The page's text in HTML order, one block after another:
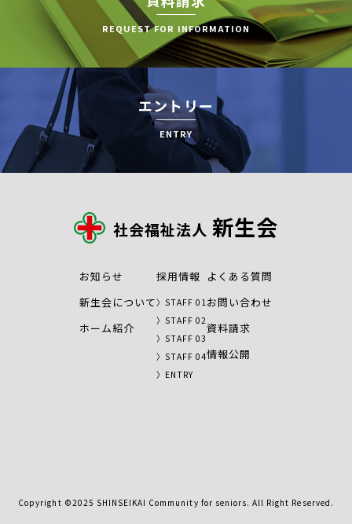
REQUEST FOR INFORMATION
エントリー
ENTRY
社会福祉法人 新生会
お知らせ
新生会について
ホーム紹介
採用情報
STAFF 01
STAFF 02
STAFF 03
STAFF 04
ENTRY
よくある質問
お問い合わせ
資料請求
情報公開
Copyright ©︎2025 SHINSEIKAI Community for seniors. All Right Reserved.